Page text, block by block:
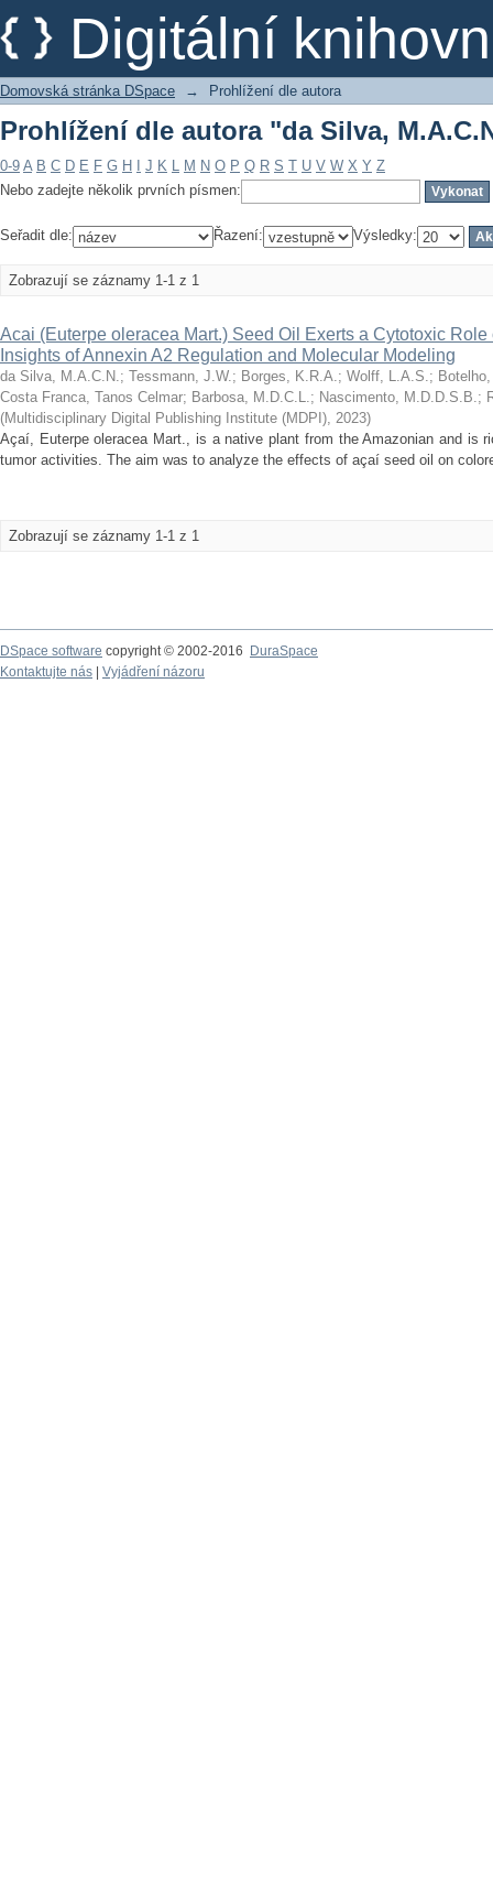
Digitální
Prohlížení dle autora "da Silva,
Domovská stránka DSpace → Prohlížení dle autora
Prohlížení dle autora "da Silva,
0-9 A B C D E F G H J K L M N O P Q R S T U V W X Y Z
Nebo zadejte několik prvních písmen:
Seřadit dle: Řazení: Výsledky:
Zobrazují se záznamy 1-1 z 1
Acai (Euterpe oleracea Mart.) Seed Oil Exerts a Cytotoxic
Insights of Annexin A2 Regulation and Molecular Modeling
da Silva, M.A.C.N.; Tessmann, J.W.; Borges, K.R.A.; Wolff, L.A.S.;
Costa Franca, Tanos Celmar; Barbosa, M.D.C.L.; Nascimento, M.D.D.S.B.;
(Multidisciplinary Digital Publishing Institute (MDPI), 2023)
Açaí, Euterpe oleracea Mart., is a native plant from the Amazonian and is
tumor activities. The aim was to analyze the effects of açaí seed oil on
Zobrazují se záznamy 1-1 z 1
DSpace software copyright © 2002-2016
DuraSpace
Kontaktujte nás
Vyjádření názoru